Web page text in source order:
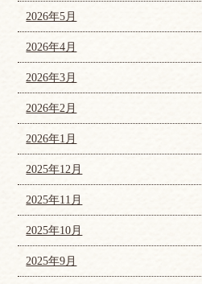
2026年5月
2026年4月
2026年3月
2026年2月
2026年1月
2025年12月
2025年11月
2025年10月
2025年9月